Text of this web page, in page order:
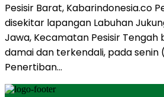
Pesisir Barat, Kabarindonesia.co
disekitar lapangan Labuhan
Jawa, Kecamatan Pesisir Tengah
damai dan terkendali, pada
Penertiban…